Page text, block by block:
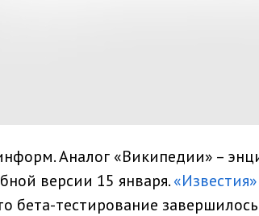
Аналог «Википедии» –
версии 15 января.«Известия»
бета-тестирование